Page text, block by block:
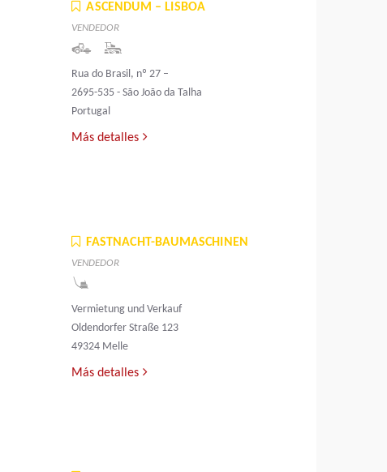
ASCENDUM – LISBOA
VENDEDOR
Rua do Brasil, nº 27 –
2695-535 - São João da Talha
Portugal
Más detalles
FASTNACHT-BAUMASCHINEN
VENDEDOR
Vermietung und Verkauf
Oldendorfer Straße 123
49324 Melle
Más detalles